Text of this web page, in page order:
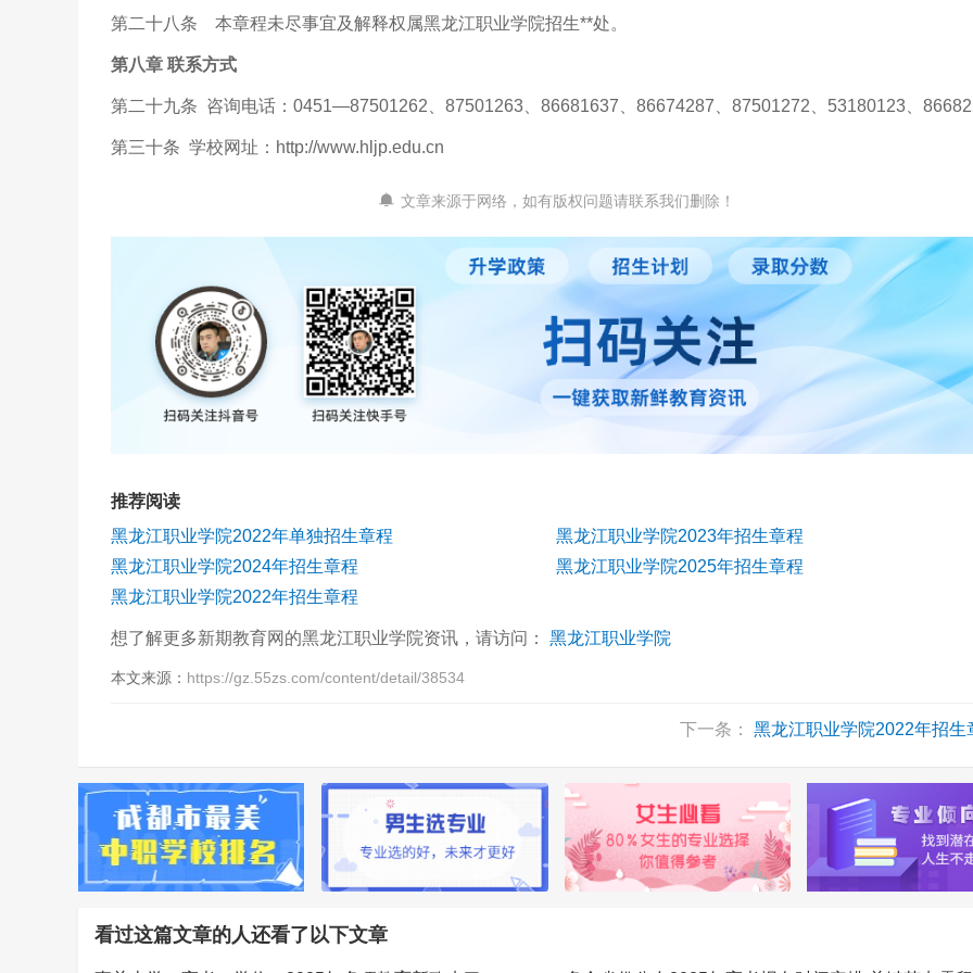
第二十八条 本章程未尽事宜及解释权属黑龙江职业学院招生**处。
第八章 联系方式
第二十九条 咨询电话： 0451—87501262 87501263 86681637 86674287 87501272 53180123
第三十条 学校网址： http://www.hljp.edu.cn
文章来源于网络，如有版权问题请联系我们删除！
推荐阅读
黑龙江职业学院2022年单独招生章程
黑龙江职业学院2023年招生章程
黑龙江职业学院2024年招生章程
黑龙江职业学院2025年招生章程
黑龙江职业学院2022年招生章程
想了解更多新期教育网的黑龙江职业学院资讯，请访问： 黑龙江职业学院
本文来源： https://gz.55zs.com/content/detail/38534
下一条： 黑龙江职业学院2022年招生
看过这篇文章的人还看了以下文章